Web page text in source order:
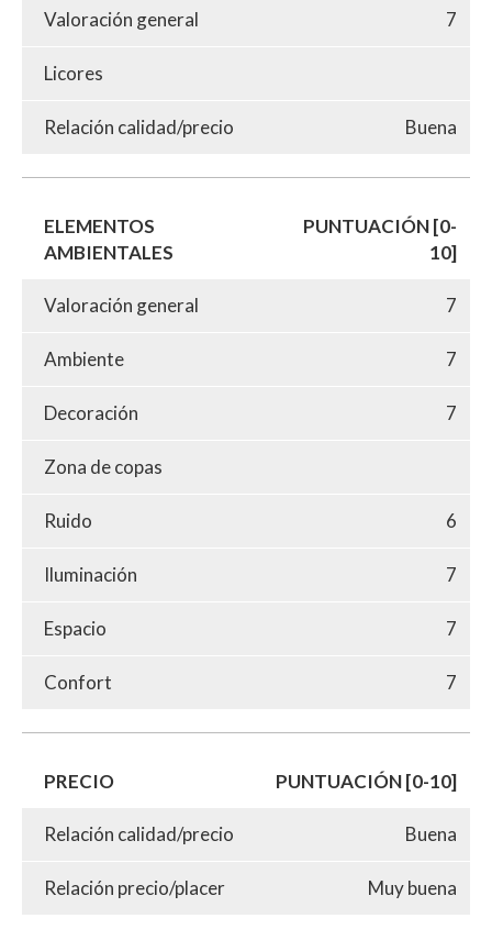
Valoración general 7
Licores
Relación calidad/precio Buena
ELEMENTOS
AMBIENTALES
PUNTUACIÓN [0-
10]
Valoración general 7
Ambiente 7
Decoración 7
Zona de copas
Ruido 6
Iluminación 7
Espacio 7
Confort 7
PRECIO PUNTUACIÓN [0-10]
Relación calidad/precio Buena
Relación precio/placer Muy buena